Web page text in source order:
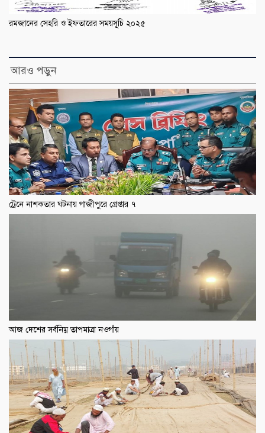
রমজানের সেহরি ও ইফতারের সময়সূচি ২০২৫
আরও পড়ুন
ট্রেনে নাশকতার ঘটনায় গাজীপুরে গ্রেপ্তার ৭
আজ দেশের সর্বনিম্ন তাপমাত্রা নওগাঁয়